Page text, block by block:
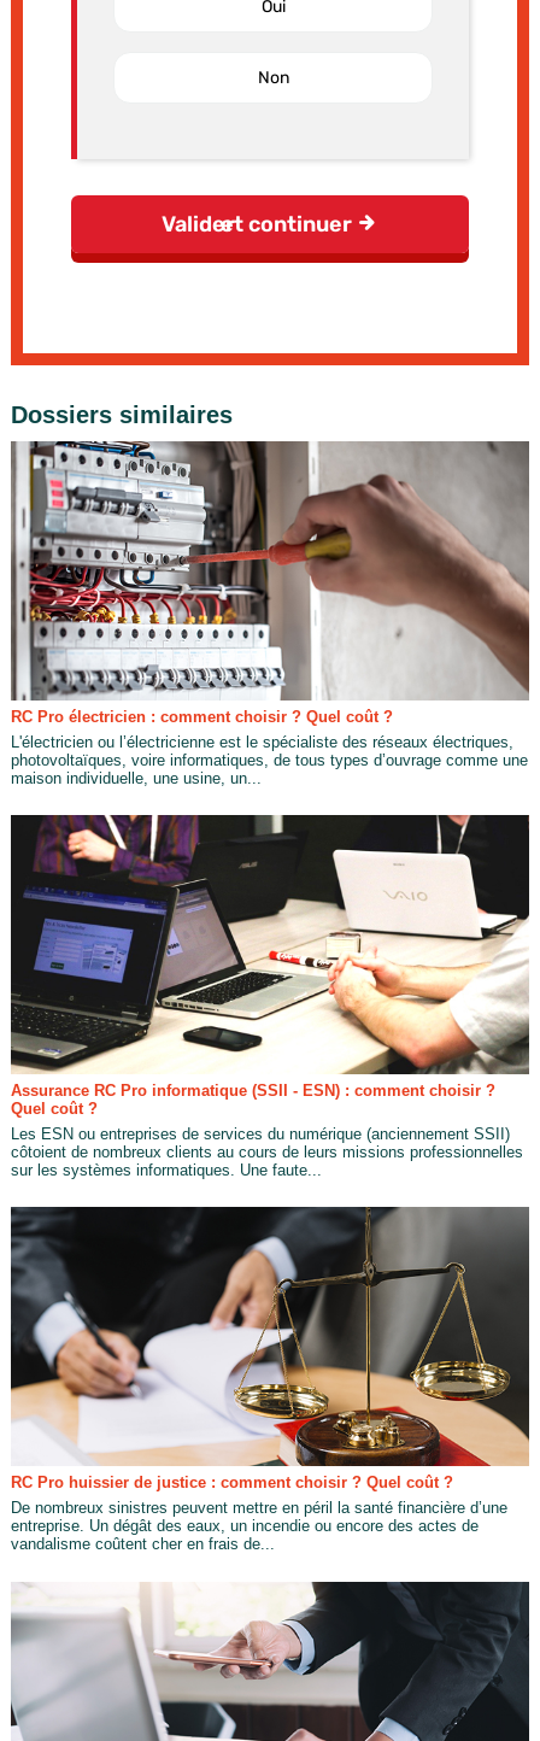
Dossiers similaires
RC Pro électricien : comment choisir ? Quel coût ?
L'électricien ou l’électricienne est le spécialiste des réseaux électriques,
photovoltaïques, voire informatiques, de tous types d’ouvrage comme une
maison individuelle, une usine, un...
Assurance RC Pro informatique (SSII - ESN) : comment choisir ?
Quel coût ?
Les ESN ou entreprises de services du numérique (anciennement SSII)
côtoient de nombreux clients au cours de leurs missions professionnelles
sur les systèmes informatiques. Une faute...
RC Pro huissier de justice : comment choisir ? Quel coût ?
De nombreux sinistres peuvent mettre en péril la santé financière d’une
entreprise. Un dégât des eaux, un incendie ou encore des actes de
vandalisme coûtent cher en frais de...